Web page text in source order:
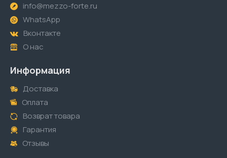
info@mezzo-forte.ru
WhatsApp
Вконтакте
О нас
Информация
Доставка
Оплата
Возврат товара
Гарантия
Отзывы